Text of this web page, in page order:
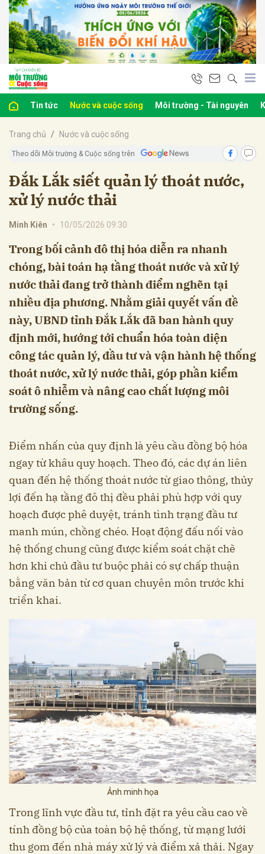
Tin tức Nước và cuộc sống Môi trường - Tài nguyên
Trang chủ Nước và cuộc sống
Theo dõi Môi trường & Cuộc sống trên
Đắk Lắk siết quản lý thoát nước,
xử lý nước thải
Minh Kiên • 10/05/2026 09:30
Trong bối cảnh đô thị hóa diễn ra nhanh
chóng, bài toán hạ tầng thoát nước và xử lý
nước thải đang trở thành điểm nghẽn tại
nhiều địa phương. Nhằm giải quyết vấn đề
này, UBND tỉnh Đắk Lắk đã ban hành quy
định mới, hướng tới chuẩn hóa toàn diện
công tác quản lý, đầu tư và vận hành hệ thống
thoát nước, xử lý nước thải, góp phần kiểm
soát ô nhiễm và nâng cao chất lượng môi
trường sống.
Điểm nhấn của quy định là yêu cầu đồng bộ hóa
ngay từ khâu quy hoạch. Theo đó, các dự án liên
quan đến hệ thống thoát nước từ giao thông, thủy
lợi đến hạ tầng đô thị đều phải phù hợp với quy
hoạch được phê duyệt, tránh tình trạng đầu tư
manh mún, chồng chéo. Hoạt động đấu nối vào
hệ thống chung cũng được kiểm soát chặt chẽ
hơn khi chủ đầu tư buộc phải có sự chấp thuận
bằng văn bản từ cơ quan chuyên môn trước khi
triển khai.
Ảnh minh họa
Trong lĩnh vực đầu tư, tỉnh đặt ra yêu cầu cao về
tính đồng bộ của toàn bộ hệ thống, từ mạng lưới
thu gom đến nhà máy xử lý và điểm xả thải. Ngay
luận